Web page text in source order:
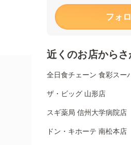
フォ
近くのお店からさ
全日食チェーン 食彩スー
ザ・ビッグ 山形店
スギ薬局 信州大学病院店
ドン・キホーテ 南松本店